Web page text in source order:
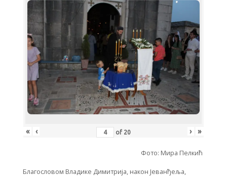
« ‹ of 20 › »
Фото: Мира Пелкић
Благословом Владике Димитрија, након Јеванђеља,